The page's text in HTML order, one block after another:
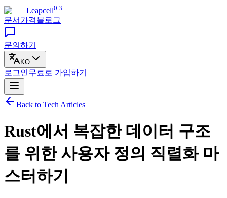
Leapcell0.3
문서 가격블로그
문의하기
KO
로그인무료로 가입하기
Back to Tech Articles
Rust에서 복잡한 데이터 구조
를 위한 사용자 정의 직렬화 마
스터하기